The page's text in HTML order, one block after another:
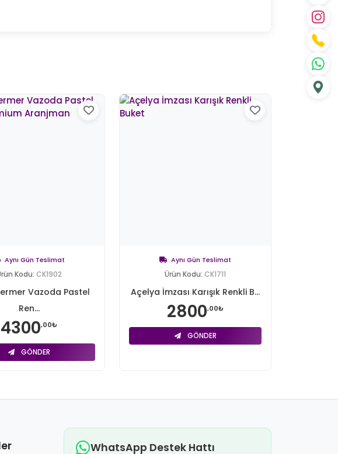
Aynı Gün Teslimat
Kodu: CK1902
Vazoda Pastel
Ren...
4300,00₺
GÖNDER
Aynı Gün Teslimat
Ürün Kodu: CK1711
Açelya İmzası Karışık Renkli B...
2800,00₺
GÖNDER
WhatsApp Destek Hattı